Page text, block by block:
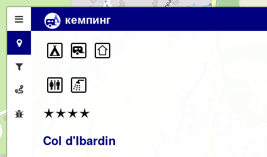
кемпинг
Col d'Ibardin